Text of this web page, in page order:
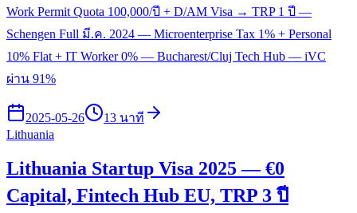
Work Permit Quota 100,000/ปี + D/AM Visa → TRP 1 ปี —
Schengen Full มี.ค. 2024 — Microenterprise Tax 1% + Personal
10% Flat + IT Worker 0% — Bucharest/Cluj Tech Hub — iVC
ผ่าน 91%
2025-05-26
13 นาที
Lithuania
Lithuania Startup Visa 2025 — €0
Capital, Fintech Hub EU, TRP 3 ปี